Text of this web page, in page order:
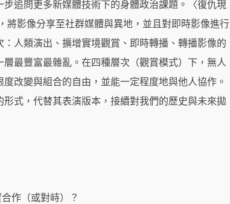
追問更多新媒體技術下的身體政治課題。〈復仇現
將影像分享至社群媒體與異地，並且對即時影像進行
人類演出、擴增實境觀賞、即時轉播、轉播影像的
最豐富最雜亂。在四種層次（觀賞模式）下，無人
改變與組合的自由，並能一定程度地與他人協作。
式，代替其表演版本，接續對我們的歷史與未來拋
作（或對峙）？